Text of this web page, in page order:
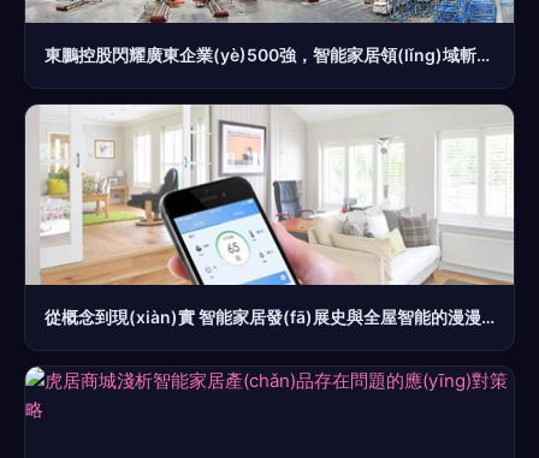
東鵬控股閃耀廣東企業(yè)500強，智能家居領(lǐng)域斬獲四項大獎
從概念到現(xiàn)實 智能家居發(fā)展史與全屋智能的漫漫長路